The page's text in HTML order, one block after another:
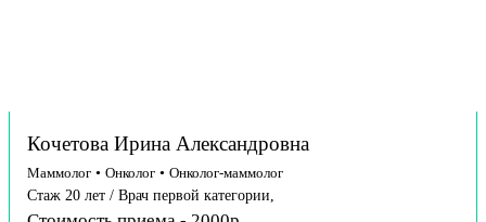
Кочетова Ирина Александровна
Маммолог • Онколог • Онколог-маммолог
Стаж 20 лет / Врач первой категории,